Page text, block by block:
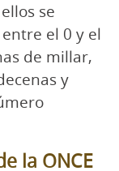
se
el 0 y el
de millar,
y
la ONCE